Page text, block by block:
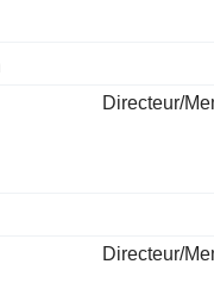
Directeur/
Directeur/